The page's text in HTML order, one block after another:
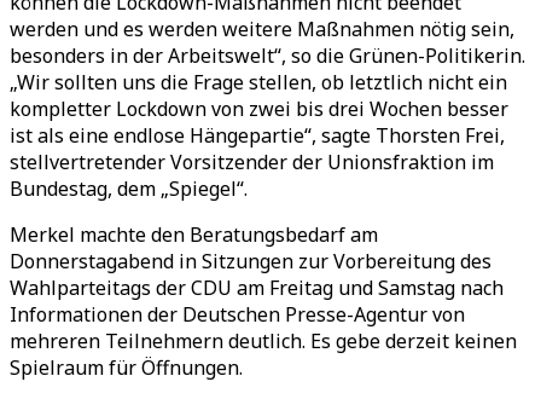
werden und es werden weitere Maßnahmen nötig sein,
besonders in der Arbeitswelt“, so die Grünen-Politikerin.
„Wir sollten uns die Frage stellen, ob letztlich nicht ein
kompletter Lockdown von zwei bis drei Wochen besser
ist als eine endlose Hängepartie“, sagte Thorsten Frei,
stellvertretender Vorsitzender der Unionsfraktion im
Bundestag, dem „Spiegel“.
Merkel machte den Beratungsbedarf am
Donnerstagabend in Sitzungen zur Vorbereitung des
Wahlparteitags der CDU am Freitag und Samstag nach
Informationen der Deutschen Presse-Agentur von
mehreren Teilnehmern deutlich. Es gebe derzeit keinen
Spielraum für Öffnungen.